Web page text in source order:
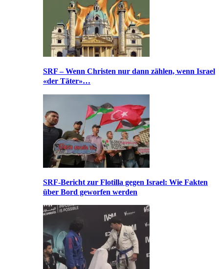
SRF – Wenn Christen nur dann zählen, wenn Israel
«der Täter»…
SRF-Bericht zur Flotilla gegen Israel: Wie Fakten
über Bord geworfen werden